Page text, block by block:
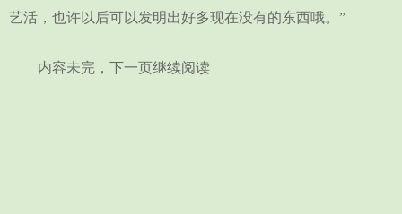
艺活，也许以后可以发明出好多现在没有的东西哦。”
内容未完，下一页继续阅读